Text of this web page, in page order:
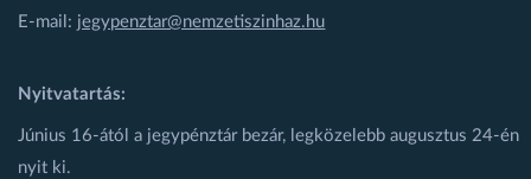
E-mail: jegypenztar@nemzetiszinhaz.hu
Nyitvatartás:
Június 16-ától a jegypénztár bezár, legközelebb augusztus 24-én
nyit ki.